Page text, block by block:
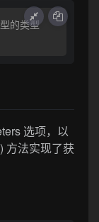
的类型
选项，以
方法实现了获